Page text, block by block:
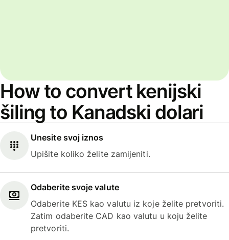
How to convert kenijski
šiling to Kanadski dolari
Unesite svoj iznos
Upišite koliko želite zamijeniti.
Odaberite svoje valute
Odaberite KES kao valutu iz koje želite pretvoriti.
Zatim odaberite CAD kao valutu u koju želite
pretvoriti.